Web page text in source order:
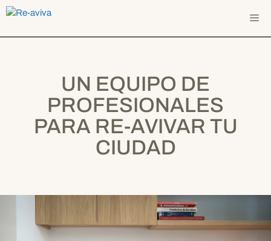
Saltar
contenido
UN EQUIPO DE
PROFESIONALES
PARA RE-AVIVAR TU
CIUDAD